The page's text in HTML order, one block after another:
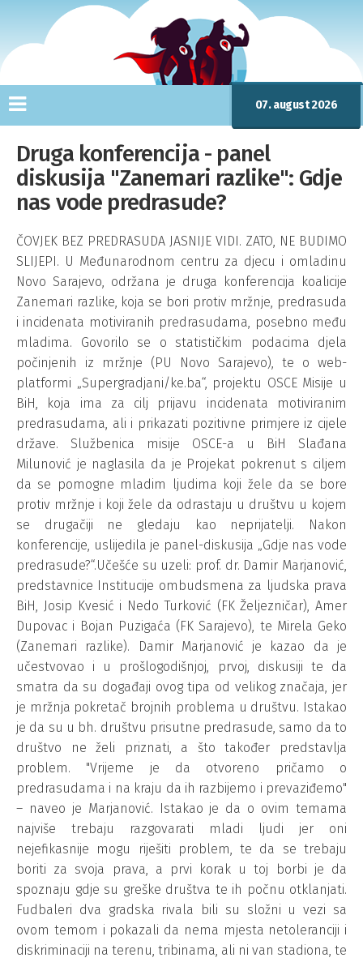
07. august 2026
Druga konferencija - panel
diskusija "Zanemari razlike": Gdje
nas vode predrasude?
ČOVJEK BEZ PREDRASUDA JASNIJE VIDI. ZATO, NE BUDIMO
SLIJEPI. U Međunarodnom centru za djecu i omladinu
Novo Sarajevo, održana je druga konferencija koalicije
Zanemari razlike, koja se bori protiv mržnje, predrasuda
i incidenata motiviranih predrasudama, posebno među
mladima. Govorilo se o statističkim podacima djela
počinjenih iz mržnje (PU Novo Sarajevo), te o web-
platformi „Supergradjani/ke.ba“, projektu OSCE Misije u
BiH, koja ima za cilj prijavu incidenata motiviranim
predrasudama, ali i prikazati pozitivne primjere iz cijele
države. Službenica misije OSCE-a u BiH Slađana
Milunović je naglasila da je Projekat pokrenut s ciljem
da se pomogne mladim ljudima koji žele da se bore
protiv mržnje i koji žele da odrastaju u društvu u kojem
se drugačiji ne gledaju kao neprijatelji. Nakon
konferencije, uslijedila je panel-diskusija „Gdje nas vode
predrasude?“.Učešće su uzeli: prof. dr. Damir Marjanović,
predstavnice Institucije ombudsmena za ljudska prava
BiH, Josip Kvesić i Nedo Turković (FK Željezničar), Amer
Dupovac i Bojan Puzigaća (FK Sarajevo), te Mirela Geko
(Zanemari razlike). Damir Marjanović je kazao da je
učestvovao i u prošlogodišnjoj, prvoj, diskusiji te da
smatra da su događaji ovog tipa od velikog značaja, jer
je mržnja pokretač brojnih problema u društvu. Istakao
je da su u bh. društvu prisutne predrasude, samo da to
društvo ne želi priznati, a što također predstavlja
problem. "Vrijeme je da otvoreno pričamo o
predrasudama i na kraju da ih razbijemo i prevaziđemo"
– naveo je Marjanović. Istakao je da o ovim temama
najviše trebaju razgovarati mladi ljudi jer oni
nejefikasnije mogu riješiti problem, te da se trebaju
boriti za svoja prava, a prvi korak u toj borbi je da
spoznaju gdje su greške društva te ih počnu otklanjati.
Fudbaleri dva gradska rivala bili su složni u vezi sa
ovom temom i pokazali da nema mjesta netoleranciji i
diskriminaciji na terenu, tribinama, ali ni van stadiona, te